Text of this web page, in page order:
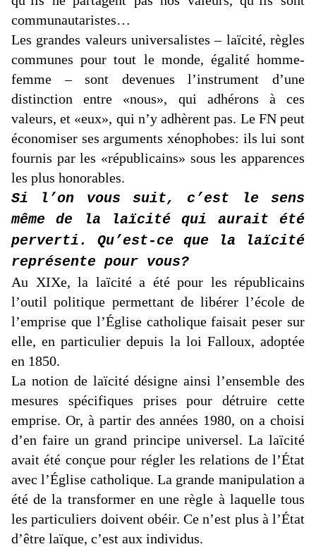
communautaristes…
Les grandes valeurs universalistes – laïcité, règles
communes pour tout le monde, égalité homme-
femme – sont devenues l’instrument d’une
distinction entre «nous», qui adhérons à ces
valeurs, et «eux», qui n’y adhèrent pas. Le FN peut
économiser ses arguments xénophobes: ils lui sont
fournis par les «républicains» sous les apparences
les plus honorables.
Si l’on vous suit, c’est le sens
même de la laïcité qui aurait été
perverti. Qu’est-ce que la laïcité
représente pour vous?
Au XIXe, la laïcité a été pour les républicains
l’outil politique permettant de libérer l’école de
l’emprise que l’Église catholique faisait peser sur
elle, en particulier depuis la loi Falloux, adoptée
en 1850.
La notion de laïcité désigne ainsi l’ensemble des
mesures spécifiques prises pour détruire cette
emprise. Or, à partir des années 1980, on a choisi
d’en faire un grand principe universel. La laïcité
avait été conçue pour régler les relations de l’État
avec l’Église catholique. La grande manipulation a
été de la transformer en une règle à laquelle tous
les particuliers doivent obéir. Ce n’est plus à l’État
d’être laïque, c’est aux individus.